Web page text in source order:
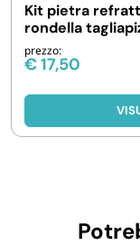
Kit pietra
rondella
prezzo:
€17,50